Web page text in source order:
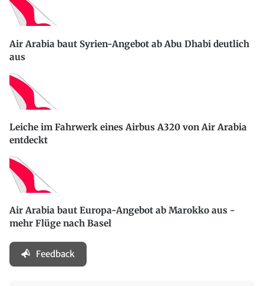
Air Arabia baut Syrien-Angebot ab Abu Dhabi deutlich
aus
Leiche im Fahrwerk eines Airbus A320 von Air Arabia
entdeckt
Air Arabia baut Europa-Angebot ab Marokko aus -
mehr Flüge nach Basel
Feedback